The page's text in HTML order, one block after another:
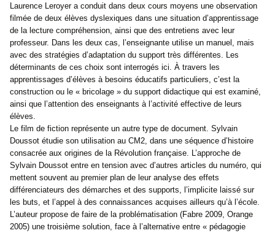
Laurence Leroyer a conduit dans deux cours moyens une observation
filmée de deux élèves dyslexiques dans une situation d’apprentissage
de la lecture compréhension, ainsi que des entretiens avec leur
professeur. Dans les deux cas, l’enseignante utilise un manuel, mais
avec des stratégies d’adaptation du support très différentes. Les
déterminants de ces choix sont interrogés ici. À travers les
apprentissages d’élèves à besoins éducatifs particuliers, c’est la
construction ou le « bricolage » du support didactique qui est examiné,
ainsi que l’attention des enseignants à l’activité effective de leurs
élèves.
Le film de fiction représente un autre type de document. Sylvain
Doussot étudie son utilisation au CM2, dans une séquence d’histoire
consacrée aux origines de la Révolution française. L’approche de
Sylvain Doussot entre en tension avec d’autres articles du numéro, qui
mettent souvent au premier plan de leur analyse des effets
différenciateurs des démarches et des supports, l’implicite laissé sur
les buts, et l’appel à des connaissances acquises ailleurs qu’à l’école.
L’auteur propose de faire de la problématisation (Fabre 2009, Orange
2005) une troisième solution, face à l’alternative entre « pédagogie